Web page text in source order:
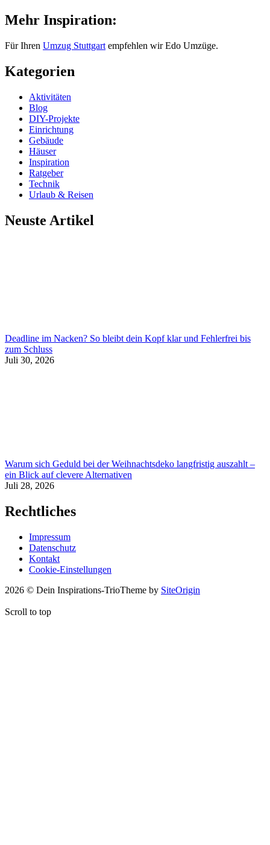
Mehr Inspiration:
Für Ihren Umzug Stuttgart empfehlen wir Edo Umzüge.
Kategorien
Aktivitäten
Blog
DIY-Projekte
Einrichtung
Gebäude
Häuser
Inspiration
Ratgeber
Technik
Urlaub & Reisen
Neuste Artikel
Deadline im Nacken? So bleibt dein Kopf klar und Fehlerfrei bis
zum Schluss
Juli 30, 2026
Warum sich Geduld bei der Weihnachtsdeko langfristig auszahlt –
ein Blick auf clevere Alternativen
Juli 28, 2026
Rechtliches
Impressum
Datenschutz
Kontakt
Cookie-Einstellungen
2026 © Dein Inspirations-TrioTheme by SiteOrigin
Scroll to top